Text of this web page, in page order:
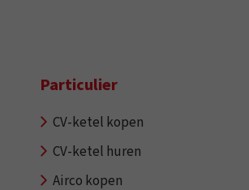
Particulier
CV-ketel kopen
CV-ketel huren
Airco kopen